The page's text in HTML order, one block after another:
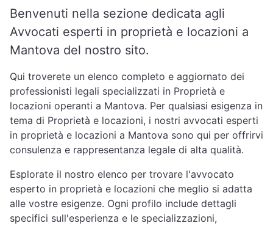
Benvenuti nella sezione dedicata agli
Avvocati esperti in proprietà e locazioni a
Mantova del nostro sito.
Qui troverete un elenco completo e aggiornato dei
professionisti legali specializzati in Proprietà e
locazioni operanti a Mantova. Per qualsiasi esigenza in
tema di Proprietà e locazioni, i nostri avvocati esperti
in proprietà e locazioni a Mantova sono qui per offrirvi
consulenza e rappresentanza legale di alta qualità.
Esplorate il nostro elenco per trovare l'avvocato
esperto in proprietà e locazioni che meglio si adatta
alle vostre esigenze. Ogni profilo include dettagli
specifici sull'esperienza e le specializzazioni,